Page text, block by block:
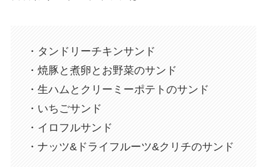
・タンドリーチキンサンド
・焼豚と煮卵とお野菜のサンド
・生ハムとクリーミーポテトのサンド
・いちごサンド
・イロフルサンド
・ナッツ&ドライフルーツ&クリチのサンド